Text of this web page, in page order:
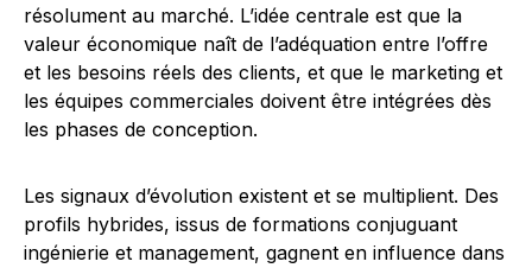
résolument au marché. L’idée centrale est que la
valeur économique naît de l’adéquation entre l’offre
et les besoins réels des clients, et que le marketing et
les équipes commerciales doivent être intégrées dès
les phases de conception.
Les signaux d’évolution existent et se multiplient. Des
profils hybrides, issus de formations conjuguant
ingénierie et management, gagnent en influence dans